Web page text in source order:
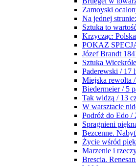
Zamoyski
Na jednej
Sztuka to
Krzycząc:
POKAZ
Józef Brandt
Sztuka
Paderewski / 17
Miejska rewolta
Biedermeier / 5
Tak widzą / 13
W warsztacie
Podróż do Edo /
Spragnieni
Bezcenne.
Życie wśród
Marzenie i
Brescia.